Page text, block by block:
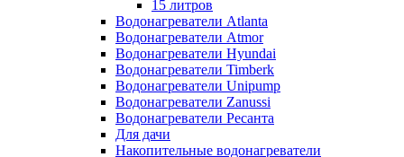
15 литров
Водонагреватели Atlanta
Водонагреватели Atmor
Водонагреватели Hyundai
Водонагреватели Timberk
Водонагреватели Unipump
Водонагреватели Zanussi
Водонагреватели Ресанта
Для дачи
Накопительные водонагреватели